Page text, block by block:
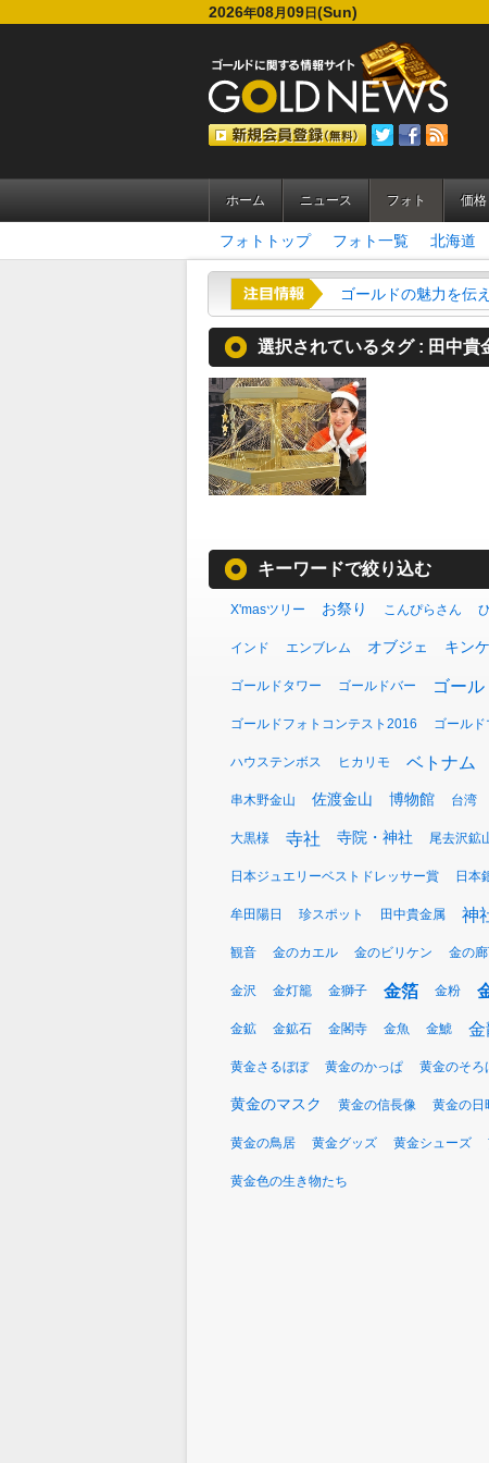
2026年08月 09 日 (Sun)
ホーム ニュース フォト 価格
フォトトップ フォト一覧 北海道
ゴールドの魅力を伝
選択されているタグ : 田中貴
キーワードで絞り込む
X'masツリー お祭り こんぴらさん
インド エンブレム オブジェ キン
ゴールドタワー ゴールドバー ゴール
ゴールドフォトコンテスト2016 ゴールド
ハウステンボス ヒカリモ ベトナム
串木野金山 佐渡金山 博物館 台湾
大黒様 寺社 寺院・神社 尾去沢鉱
日本ジュエリーベストドレッサー賞 日本
牟田陽日 珍スポット 田中貴金属 神
観音 金のカエル 金のビリケン 金の
金沢 金灯籠 金獅子 金箔 金粉
金鉱 金鉱石 金閣寺 金魚 金鯱 金
黄金さるぼぼ 黄金のかっぱ 黄金のそろ
黄金のマスク 黄金の信長像 黄金の日
黄金の鳥居 黄金グッズ 黄金シューズ
黄金色の生き物たち